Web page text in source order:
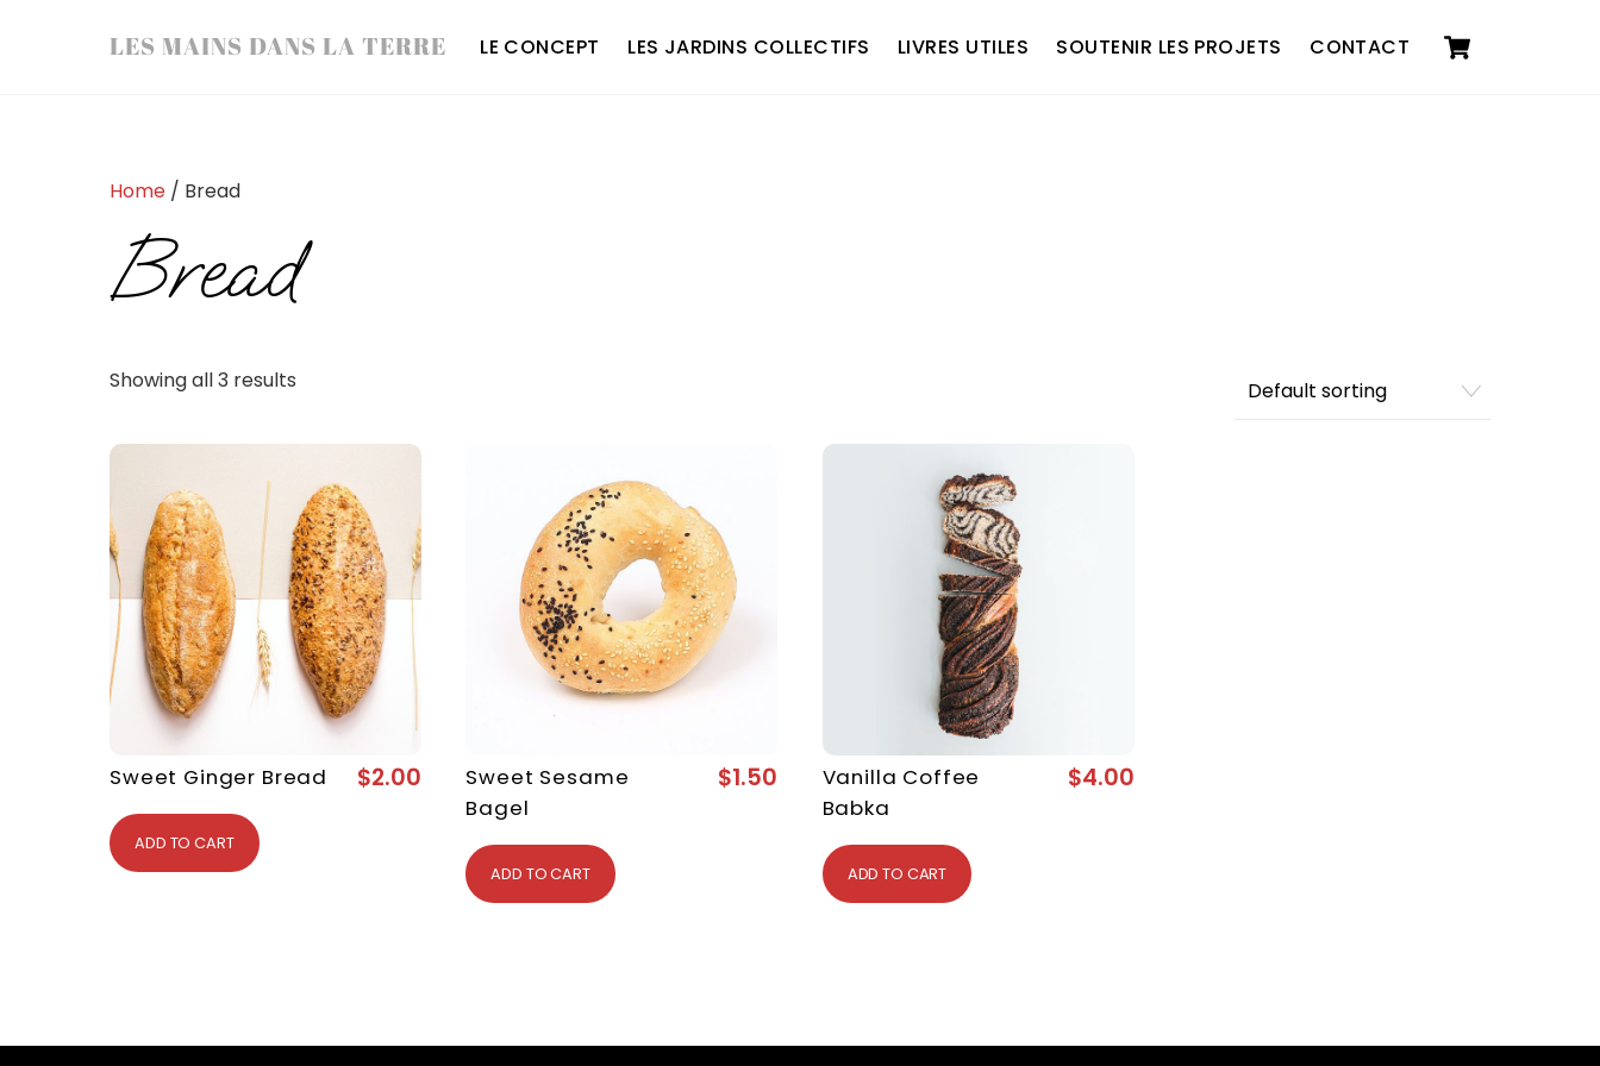
LES MAINS DANS LA TERRE LE CONCEPT LES JARDINS COLLECTIFS LIVRES UTILES SOUTENIR LES PROJETS CONTACT
Home / Bread
Bread
Showing all 3 results
Sweet Ginger Bread $2.00
ADD TO CART
Sweet Sesame
Bagel
$1.50
ADD TO CART
Vanilla Coffee
Babka
$4.00
ADD TO CART